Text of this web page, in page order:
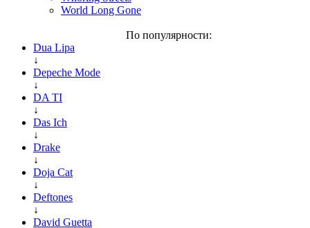
World Long Gone
По популярности:
Dua Lipa
↓
Depeche Mode
↓
DA TI
↓
Das Ich
↓
Drake
↓
Doja Cat
↓
Deftones
↓
David Guetta